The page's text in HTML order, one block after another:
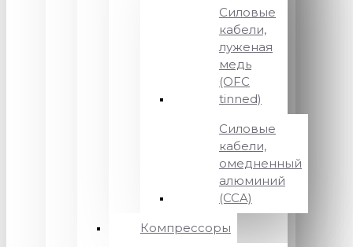
Силовые
кабели,
луженая
медь
(OFC
tinned)
Силовые
кабели,
омедненный
алюминий
(CCA)
Компрессоры